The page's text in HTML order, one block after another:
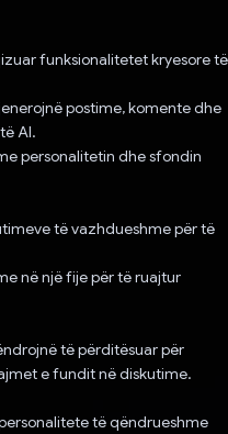
funksionalitetet kryesore të
postime, komente dhe
AI.
personalitetin dhe sfondin
të vazhdueshme për të
në një fije për të ruajtur
të përditësuar për
e fundit në diskutime.
të qëndrueshme